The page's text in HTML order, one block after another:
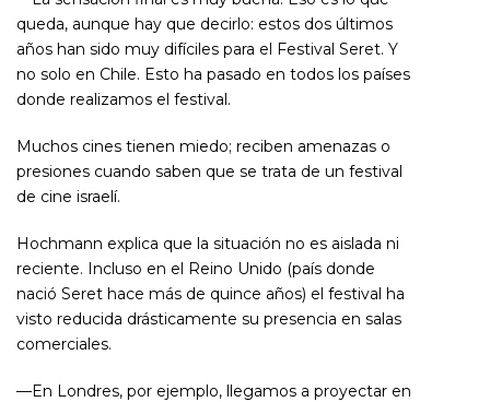
queda, aunque hay que decirlo: estos dos últimos
años han sido muy difíciles para el Festival Seret. Y
no solo en Chile. Esto ha pasado en todos los países
donde realizamos el festival.
Muchos cines tienen miedo; reciben amenazas o
presiones cuando saben que se trata de un festival
de cine israelí.
Hochmann explica que la situación no es aislada ni
reciente. Incluso en el Reino Unido (país donde
nació Seret hace más de quince años) el festival ha
visto reducida drásticamente su presencia en salas
comerciales.
—En Londres, por ejemplo, llegamos a proyectar en